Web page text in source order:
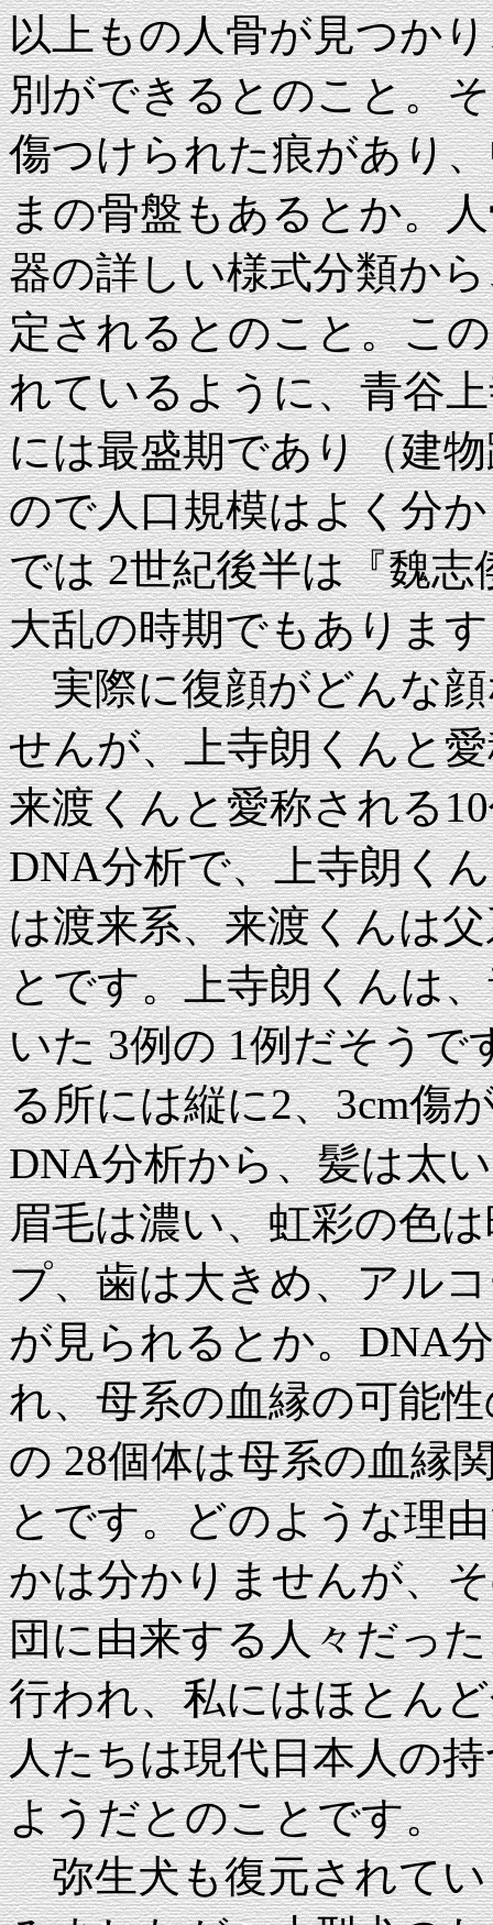
以上もの人骨が見つか
別ができるとのこと。
傷つけられた痕があり
まの骨盤もあるとか。
器の詳しい様式分類か
定されるとのこと。こ
れているように、青谷
には最盛期であり（建
ので人口規模はよく分
では 2世紀後半は『魏
大乱の時期でもありま
実際に復顔がどんな顔
せんが、上寺朗くんと
来渡くんと愛称される
DNA分析で、上寺朗く
は渡来系、来渡くんは
とです。上寺朗くんは
いた 3例の 1例だそうで
る所には縦に2、3cm傷
DNA分析から、髪は太
眉毛は濃い、虹彩の色
プ、歯は大きめ、アル
が見られるとか。DNA
れ、母系の血縁の可能
の 28個体は母系の血縁
とです。どのような理
かは分かりませんが、
団に由来する人々だっ
行われ、私にはほとん
人たちは現代日本人の
ようだとのことです。
弥生犬も復元されてい